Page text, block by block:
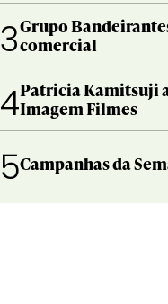
3Grupo
comercial
4Patricia Kamitsuji
Imagem Filmes
5Campanhas da